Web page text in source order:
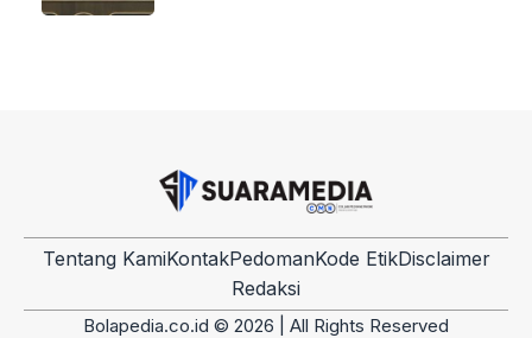
Tentang KamiKontakPedomanKode EtikDisclaimer
Redaksi
Bolapedia.co.id © 2026 | All Rights Reserved